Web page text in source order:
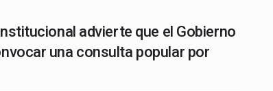
advierte que el Gobierno
una consulta popular por